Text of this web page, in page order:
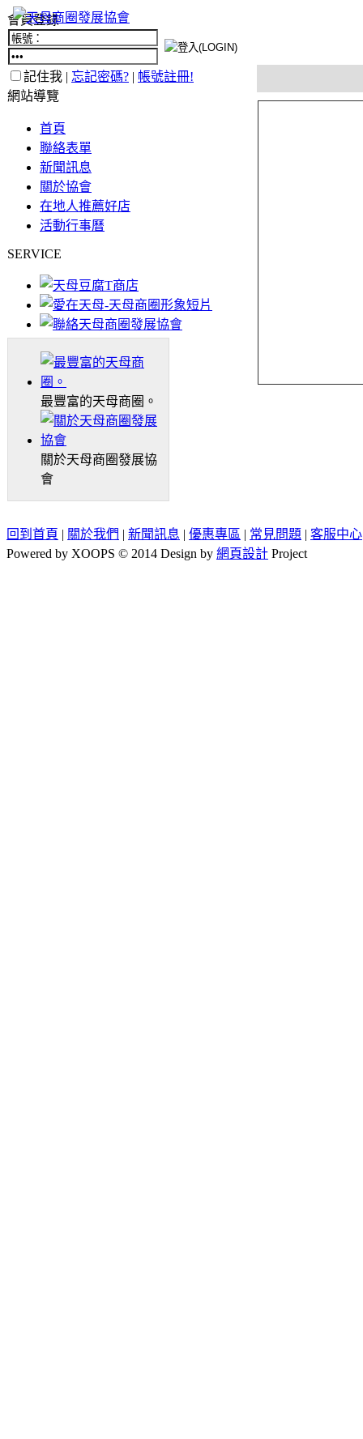
會員登錄
記住我 | 忘記密碼? | 帳號註冊!
網站導覽
首頁
聯絡表單
新聞訊息
關於協會
在地人推薦好店
活動行事曆
SERVICE
最豐富的天母商圈。
關於天母商圈發展協
會
回到首頁 | 關於我們 | 新聞訊息 | 優惠專區 | 常見問題 | 客服中心
Powered by XOOPS © 2014 Design by 網頁設計 Project